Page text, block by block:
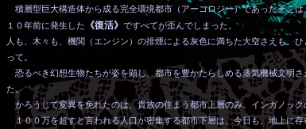
積層型巨大構造体から成る完全環境都市（アーコロジー）であったそこは
１０年前に発生した
《復活》 ですべてが歪んでしまった。
人も、木々も、機関（エンジン）の排煙による灰色に満ちた大空さえも。
って。
恐るべき幻想生物たちが姿を顕し、都市を豊かたらしめる蒸気機械文明
た。
かろうじて変異を免れたのは、貴族の住まう都市上層のみ。インガノック
１００万を超すと言われる人口が密集する都市下層は、今日も、地上に